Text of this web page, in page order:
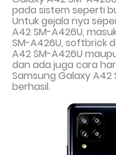
pada sistem seperti
Untuk gejala nya
A42 SM-A426U,
SM-A426U, softbrick
A42 SM-A426U
dan ada juga cara
Samsung Galaxy A42
berhasil.